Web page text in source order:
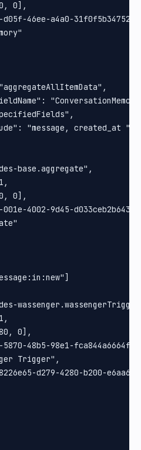
0],
46ee-a4a0-31f0f5b34752",
"message, created_at ",
base.aggregate",
0],
4002-9d45-d033ceb2b643",
0],
48b5-98e1-fca844a6664f",
Trigger",
d279-4280-b200-